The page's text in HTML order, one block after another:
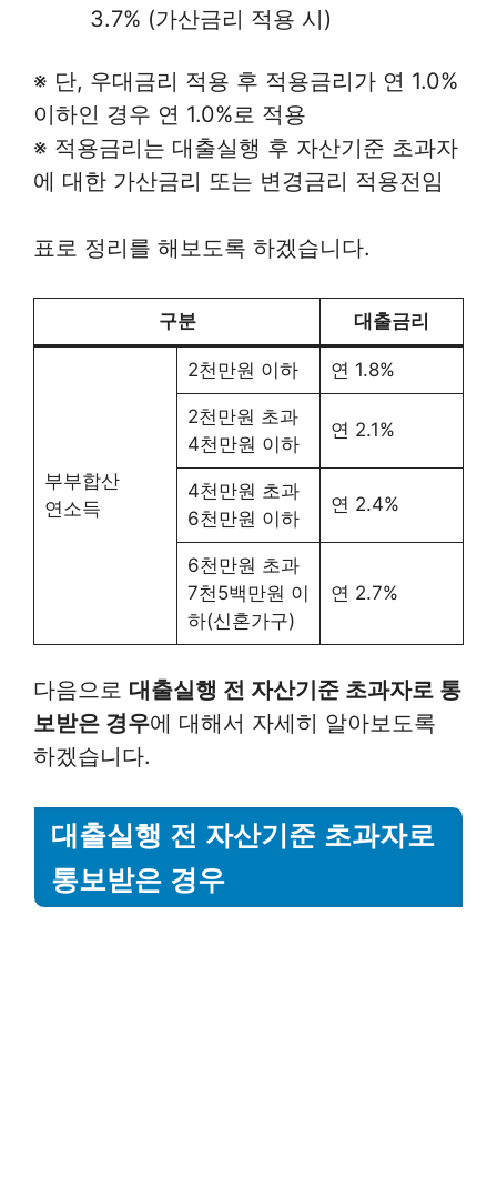
3.7% (가산금리 적용 시)
※ 단, 우대금리 적용 후 적용금리가 연 1.0%
이하인 경우 연 1.0%로 적용
※ 적용금리는 대출실행 후 자산기준 초과자
에 대한 가산금리 또는 변경금리 적용전임
표로 정리를 해보도록 하겠습니다.
구분 대출금리
부부합산
연소득
2천만원 이하 연 1.8%
2천만원 초과
4천만원 이하
연 2.1%
4천만원 초과
6천만원 이하
연 2.4%
6천만원 초과
7천5백만원 이
하(신혼가구)
연 2.7%
다음으로 대출실행 전 자산기준 초과자로 통
보받은 경우에 대해서 자세히 알아보도록
하겠습니다.
대출실행 전 자산기준 초과자로
통보받은 경우